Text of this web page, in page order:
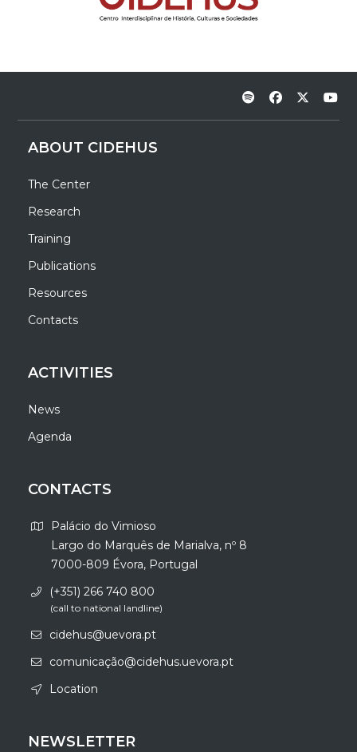
ABOUT CIDEHUS
The Center
Research
Training
Publications
Resources
Contacts
ACTIVITIES
News
Agenda
CONTACTS
Palácio do Vimioso
Largo do Marquês de Marialva, nº 8
7000-809 Évora, Portugal
(+351) 266 740 800
(call to national landline)
cidehus@uevora.pt
comunicação@cidehus.uevora.pt
Location
NEWSLETTER